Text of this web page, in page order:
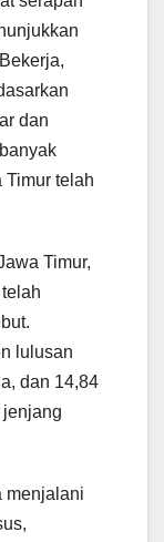
dan
Timur telah
Timur,
lulusan
dan 14,84
menjalani